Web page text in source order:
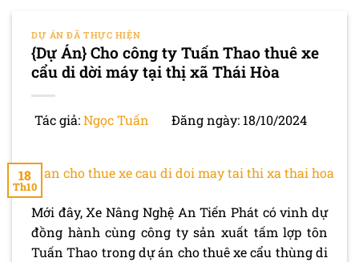
DỰ ÁN ĐÃ THỰC HIỆN
{Dự Án} Cho công ty Tuấn Thao thuê xe
cẩu di dời máy tại thị xã Thái Hòa
Tác giả:Ngọc Tuấn Đăng ngày: 18/10/2024
18
Th10
Mới đây, Xe Nâng Nghệ An Tiến Phát có vinh dự
đồng hành cùng công ty sản xuất tấm lợp tôn
Tuấn Thao trong dự án cho thuê xe cẩu thùng di